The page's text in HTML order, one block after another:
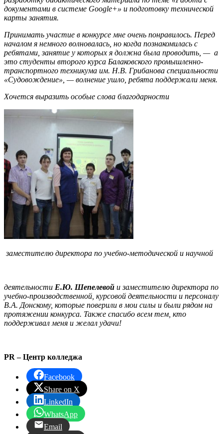
документами в системе Google+» и подготовку технической
карты занятия.
Принимать участие в конкурсе мне очень понравилось. Перед
началом я немного волновалась, но когда познакомилась с
ребятами, занятие у которых я должна была проводить, — а
это студенты второго курса Балаковского промышленно-
транспортного техникума им. Н.В. Грибанова специальности
«Судовождение», — волнение ушло, ребята поддержали меня.
Хочется выразить особые слова благодарности
заместителю директора по учебно-методической и научной
деятельности Е.Ю. Шепелевой и заместителю директора по
учебно-производственной, курсовой деятельности и персоналу
В.А. Донскому, которые поверили в мои силы и были рядом на
протяжении конкурса. Также спасибо всем тем, кто
поддерживал меня и желал удачи!
PR –Центр колледжа
Facebook
Share on X
LinkedIn
WhatsApp
Email